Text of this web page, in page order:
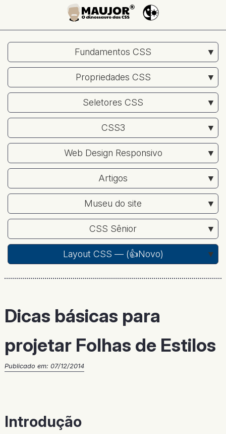
Fundamentos CSS
Propriedades CSS
Seletores CSS
CSS3
Web Design Responsivo
Artigos
Museu do site
CSS Sênior
Layout CSS — (👍Novo)
Dicas básicas para
projetar Folhas de Estilos
Publicado em: 07/12/2014
Introdução